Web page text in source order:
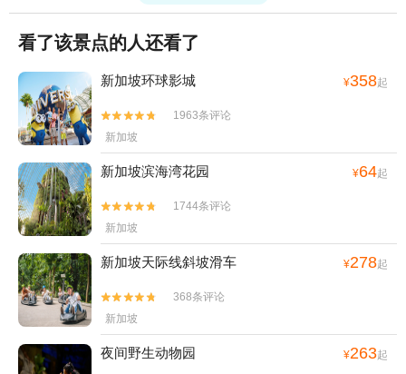
看了该景点的人还看了
新加坡环球影城 ¥358起


1963条评论
新加坡
新加坡滨海湾花园 ¥64起


1744条评论
新加坡
新加坡天际线斜坡滑车 ¥278起


368条评论
新加坡
夜间野生动物园 ¥263起